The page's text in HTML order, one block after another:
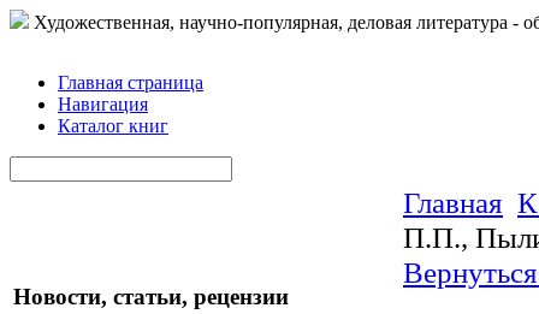
Художественная, научно-популярная, деловая литература -
Главная страница
Навигация
Каталог книг
Новости, статьи, рецензии
Главная
П.П.,